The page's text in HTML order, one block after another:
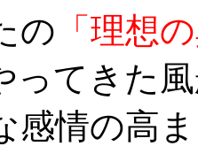
の 「理想
ってきた
感情の高